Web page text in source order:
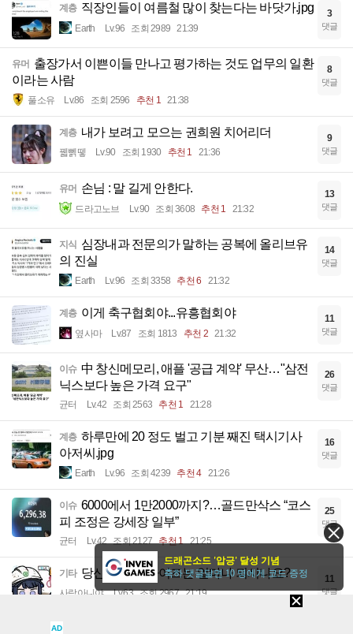
계층 직장인들이 여름철 많이 찾는다는 바닷가.jpg
Earth Lv.96 조회 2989 21:39
3
댓글
유머 출장가서 이쁜이들 만나고 평가하는 것도 업무의 일환
이라는 사람
풀소유 Lv.86 조회 2596 추천 1 21:38
8
댓글
계층 내가 보려고 모으는 권희원 치어리더
꿻뻵뗗 Lv.90 조회 1930 추천 1 21:36
9
댓글
유머 손님 : 말 길게 안한다.
드라고노브 Lv.90 조회 3608 추천 1 21:32
13
댓글
지식
심장내과 전문의가 말하는 공복에 올리브유
의 진실
Earth Lv.96 조회 3358 추천 6 21:32
14
댓글
계층 이게 축구협회야...유흥협회야
옆사마 Lv.87 조회 1813 추천 2 21:32
11
댓글
이슈 中 창신메모리, 애플 '공급 계약' 무산…"삼전
닉스보다 높은 가격 요구"
균터 Lv.42 조회 2563 추천 1 21:28
26
댓글
계층 하루만에 20 정도 벌고 기분 째진 택시기사
아저씨.jpg
Earth Lv.96 조회 4239 추천 4 21:26
16
댓글
이슈 6000에서 1만2000까지?…골드만삭스 “코스
피 조정은 강세장 일부”
균터 Lv.42 조회 2127 추천 1 21:25
25
댓글
기타 당신의 가슴 사이즈는 얼마나 되시나요?
사람아니야 Lv.63 조회 2967 21:19
11
댓글
기타
AD
드래곤소드 '압긍' 달성 기념
축하 댓글달면 10 명에게 코드 증정